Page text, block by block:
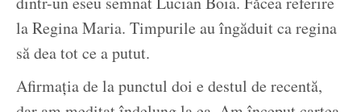
la Regina Maria. Timpurile au îngăduit ca regina
să dea tot ce a putut.
Afirmația de la punctul doi e destul de recentă,